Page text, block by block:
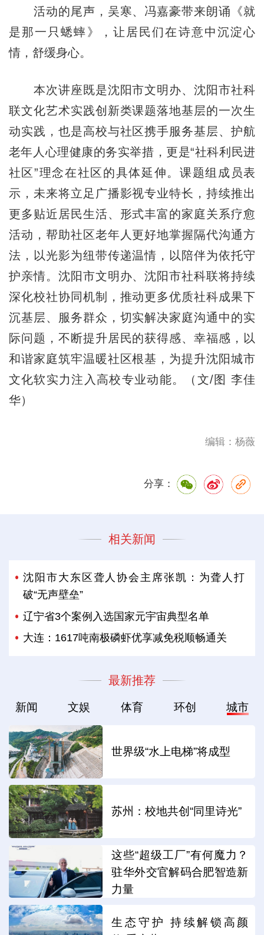
活动的尾声，吴寒、冯嘉豪带来朗诵《就
是那一只蟋蟀》，让居民们在诗意中沉淀心
情，舒缓身心。
本次讲座既是沈阳市文明办、沈阳市社科
联文化艺术实践创新类课题落地基层的一次生
动实践，也是高校与社区携手服务基层、护航
老年人心理健康的务实举措，更是“社科利民进
社区”理念在社区的具体延伸。课题组成员表
示，未来将立足广播影视专业特长，持续推出
更多贴近居民生活、形式丰富的家庭关系疗愈
活动，帮助社区老年人更好地掌握隔代沟通方
法，以光影为纽带传递温情，以陪伴为依托守
护亲情。沈阳市文明办、沈阳市社科联将持续
深化校社协同机制，推动更多优质社科成果下
沉基层、服务群众，切实解决家庭沟通中的实
际问题，不断提升居民的获得感、幸福感，以
和谐家庭筑牢温暖社区根基，为提升沈阳城市
文化软实力注入高校专业动能。（文/图 李佳
华）
编辑：杨薇
分享：
相关新闻
沈阳市大东区聋人协会主席张凯：为聋人打
破“无声壁垒”
辽宁省3个案例入选国家元宇宙典型名单
大连：1617吨南极磷虾优享减免税顺畅通关
最新推荐
新闻 文娱 体育 环创 城市
世界级“水上电梯”将成型
苏州：校地共创“同里诗光”
这些“超级工厂”有何魔力？
驻华外交官解码合肥智造新
力量
生态守护 持续解锁高颜